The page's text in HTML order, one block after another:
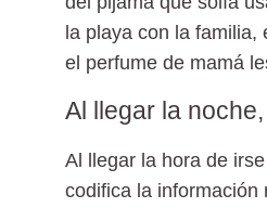
la playa con la familia,
el perfume de mamá
Al llegar la
Al llegar la hora de
codifica la información